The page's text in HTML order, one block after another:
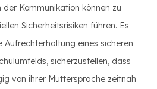
Kommunikation können zu
Sicherheitsrisiken führen. Es
Aufrechterhaltung eines sicheren
sicherzustellen, dass
von ihrer Muttersprache zeitnah